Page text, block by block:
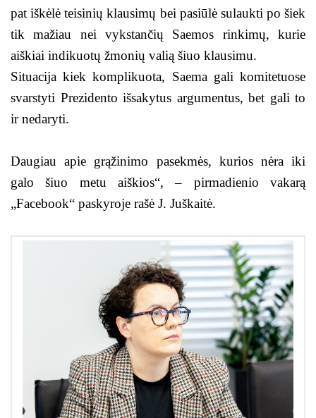
pat iškėlė teisinių klausimų bei pasiūlė sulaukti po šiek
tik mažiau nei vykstančių Saemos rinkimų, kurie
aiškiai indikuotų žmonių valią šiuo klausimu.
Situacija kiek komplikuota, Saema gali komitetuose
svarstyti Prezidento išsakytus argumentus, bet gali to
ir nedaryti.
Daugiau apie grąžinimo pasekmės, kurios nėra iki
galo šiuo metu aiškios“, – pirmadienio vakarą
„Facebook“ paskyroje rašė J. Juškaitė.